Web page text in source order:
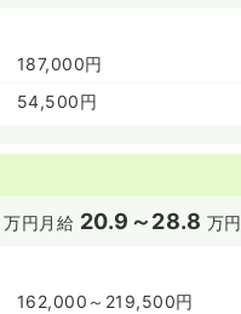
187,000円
54,500円
万円 月給 20.9～28.8 万円
162,000～219,500円